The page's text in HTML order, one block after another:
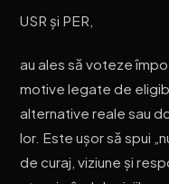
USR și PER,
au ales să voteze
motive legate de
alternative reale sau
lor. Este ușor să spui
de curaj, viziune și